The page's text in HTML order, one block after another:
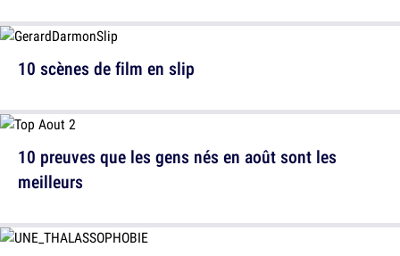
10 scènes de film en slip
10 preuves que les gens nés en août sont les
meilleurs